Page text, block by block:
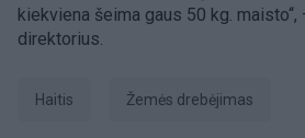
kiekviena šeima gaus 50 kg.
direktorius.
Haitis žemės drebėjimas